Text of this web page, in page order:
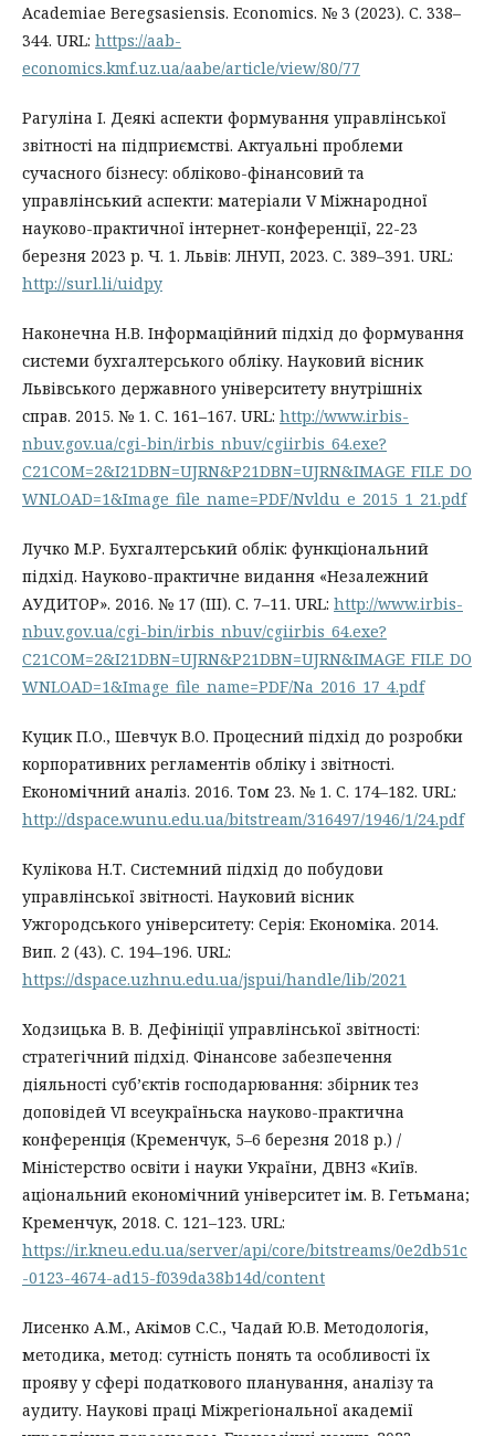
Academiae Beregsasiensis. Economics. № 3 (2023). С. 338–
344. URL: https://aab-
economics.kmf.uz.ua/aabe/article/view/80/77
Рагуліна І. Деякі аспекти формування управлінської
звітності на підприємстві. Актуальні проблеми
сучасного бізнесу: обліково-фінансовий та
управлінський аспекти: матеріали V Міжнародної
науково-практичної інтернет-конференції, 22-23
березня 2023 р. Ч. 1. Львів: ЛНУП, 2023. С. 389–391. URL:
http://surl.li/uidpy
Наконечна Н.В. Інформаційний підхід до формування
системи бухгалтерського обліку. Науковий вісник
Львівського державного університету внутрішніх
справ. 2015. № 1. С. 161–167. URL: http://www.irbis-
nbuv.gov.ua/cgi-bin/irbis_nbuv/cgiirbis_64.exe?
C21COM=2&I21DBN=UJRN&P21DBN=UJRN&IMAGE_FILE_DO
WNLOAD=1&Image_file_name=PDF/Nvldu_e_2015_1_21.pdf
Лучко М.Р. Бухгалтерський облік: функціональний
підхід. Науково-практичне видання «Незалежний
АУДИТОР». 2016. № 17 (III). С. 7–11. URL: http://www.irbis-
nbuv.gov.ua/cgi-bin/irbis_nbuv/cgiirbis_64.exe?
C21COM=2&I21DBN=UJRN&P21DBN=UJRN&IMAGE_FILE_DO
WNLOAD=1&Image_file_name=PDF/Na_2016_17_4.pdf
Куцик П.О., Шевчук В.О. Процесний підхід до розробки
корпоративних регламентів обліку і звітності.
Економічний аналіз. 2016. Том 23. № 1. С. 174–182. URL:
http://dspace.wunu.edu.ua/bitstream/316497/1946/1/24.pdf
Кулікова Н.Т. Системний підхід до побудови
управлінської звітності. Науковий вісник
Ужгородського університету: Серія: Економіка. 2014.
Вип. 2 (43). С. 194–196. URL:
https://dspace.uzhnu.edu.ua/jspui/handle/lib/2021
Ходзицька В. В. Дефініції управлінської звітності:
стратегічний підхід. Фінансове забезпечення
діяльності суб’єктів господарювання: збірник тез
доповідей VI всеукраїньска науково-практична
конференція (Кременчук, 5–6 березня 2018 р.) /
Міністерство освіти і науки України, ДВНЗ «Київ.
аціональний економічний університет ім. В. Гетьмана;
Кременчук, 2018. С. 121–123. URL:
https://ir.kneu.edu.ua/server/api/core/bitstreams/0e2db51c
-0123-4674-ad15-f039da38b14d/content
Лисенко А.М., Акімов С.С., Чадай Ю.В. Методологія,
методика, метод: сутність понять та особливості їх
прояву у сфері податкового планування, аналізу та
аудиту. Наукові праці Міжрегіональної академії